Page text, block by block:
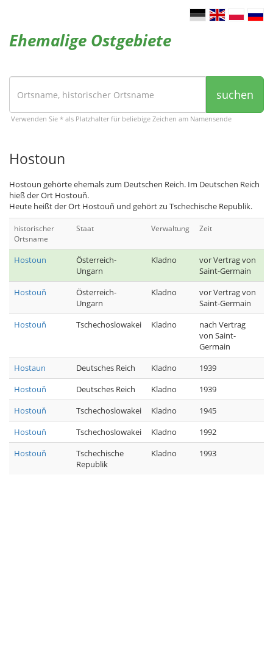
Ehemalige Ostgebiete
suchen
Verwenden Sie * als Platzhalter für beliebige Zeichen am Namensende
Hostoun
Hostoun gehörte ehemals zum Deutschen Reich. Im Deutschen Reich
hieß der Ort Hostouň.
Heute heißt der Ort Hostouň und gehört zu Tschechische Republik.
historischer
Ortsname
Staat Verwaltung Zeit
Hostoun
Österreich-
Ungarn
Kladno
vor Vertrag von
Saint-Germain
Hostouň
Österreich-
Ungarn
Kladno
vor Vertrag von
Saint-Germain
Hostouň
Tschechoslowakei Kladno
nach Vertrag
von Saint-
Germain
Hostaun
Deutsches Reich Kladno
1939
Hostouň
Deutsches Reich Kladno
1939
Hostouň
Tschechoslowakei Kladno
1945
Hostouň
Tschechoslowakei Kladno
1992
Hostouň
Tschechische
Republik
Kladno 1993